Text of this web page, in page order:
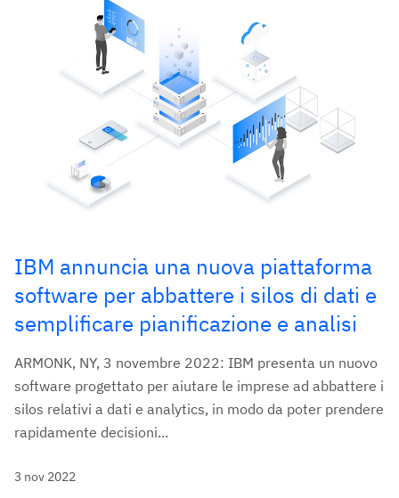
IBM annuncia una nuova piattaforma
software per abbattere i silos di dati e
semplificare pianificazione e analisi
ARMONK, NY, 3 novembre 2022: IBM presenta un nuovo
software progettato per aiutare le imprese ad abbattere i
silos relativi a dati e analytics, in modo da poter prendere
rapidamente decisioni...
3 nov 2022